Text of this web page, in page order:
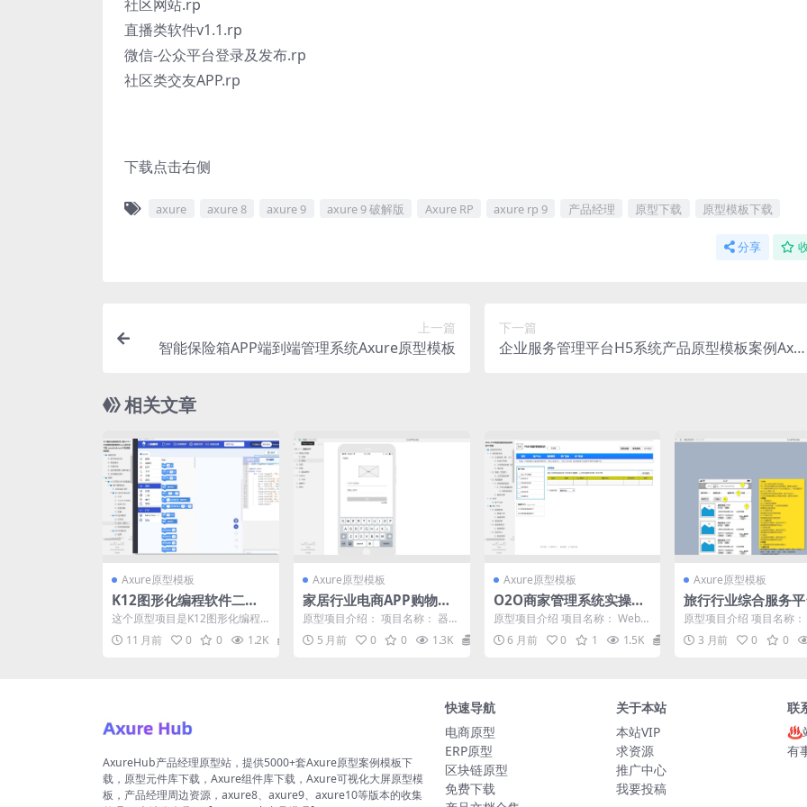
社区网站.rp
直播类软件v1.1.rp
微信-公众平台登录及发布.rp
社区类交友APP.rp
下载点击右侧
axure axure 8 axure 9 axure 9 破解版 Axure RP axure rp 9 产品经理 原型下载 原型模板下载
分享
上一篇
智能保险箱APP端到端管理系统Axure原型模板
下一篇
企业服务管理平台H5系统产品原型模板案例
相关文章
Axure原型模板
K12图形化编程软件二期v
2.0.1产品原型模板案例Ax
ure源文件下载
这个原型项目是K12图形化编程
软件二期v2.0.1版本，旨在为K12
教育阶段的学...
11 月前 0 0 1.2K 13.7
Axure原型模板
家居行业电商APP购物车
页面Axure原型模板
原型项目介绍： 项目名称： 器物
APP 原型介绍： 这是一个购物类
APP的原型设...
5 月前 0 0 1.3K
Axure原型模板
O2O商家管理系统实操项
目Axure原型模板下载
原型项目介绍 项目名称： Web_
O2O商家管理系统实操项目RP原
型 原型介绍：...
6 月前 0 1 1.5K 11.9
Axure原型模板
旅行行业综合服务
ure原型模板
原型项目介绍 项目名称
权旅行 原型文档包含内
相关页面：包括旅...
3 月前 0 0
AxureHub产品经理原型站，提供5000+套Axure原型案例模板下
载，原型元件库下载，Axure组件库下载，Axure可视化大屏原型模
板，产品经理周边资源，axure8、axure9、axure10等版本的收集
快速导航
电商原型
ERP原型
区块链原型
免费下载
关于本站
本站VIP
求资源
推广中心
我要投稿
联
♨️
有